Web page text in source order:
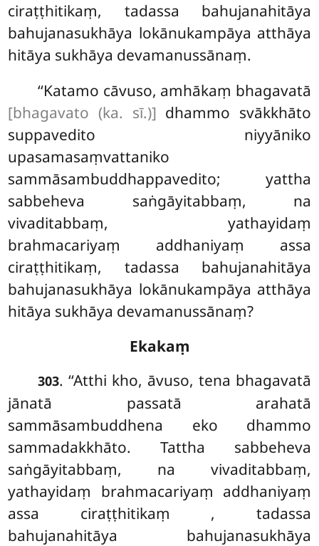
ciraṭṭhitikaṃ, tadassa bahujanahitāya
bahujanasukhāya lokānukampāya atthāya
hitāya sukhāya devamanussānaṃ.
‘‘Katamo cāvuso, amhākaṃ bhagavatā
[bhagavato (ka. sī.)] dhammo svākkhāto
suppavedito niyyāniko
upasamasaṃvattaniko
sammāsambuddhappavedito; yattha
sabbeheva saṅgāyitabbaṃ, na
vivaditabbaṃ, yathayidaṃ
brahmacariyaṃ addhaniyaṃ assa
ciraṭṭhitikaṃ, tadassa bahujanahitāya
bahujanasukhāya lokānukampāya atthāya
hitāya sukhāya devamanussānaṃ?
Ekakaṃ
303. ‘‘Atthi kho, āvuso, tena bhagavatā
jānatā passatā arahatā
sammāsambuddhena eko dhammo
sammadakkhāto. Tattha sabbeheva
saṅgāyitabbaṃ, na vivaditabbaṃ,
yathayidaṃ brahmacariyaṃ addhaniyaṃ
assa ciraṭṭhitikaṃ , tadassa
bahujanahitāya bahujanasukhāya